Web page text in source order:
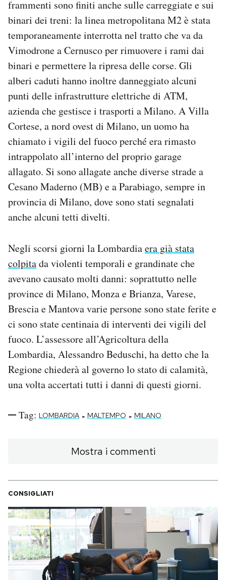
frammenti sono finiti anche sulle carreggiate e sui
binari dei treni: la linea metropolitana M2 è stata
temporaneamente interrotta nel tratto che va da
Vimodrone a Cernusco per rimuovere i rami dai
binari e permettere la ripresa delle corse. Gli
alberi caduti hanno inoltre danneggiato alcuni
punti delle infrastrutture elettriche di ATM,
azienda che gestisce i trasporti a Milano. A Villa
Cortese, a nord ovest di Milano, un uomo ha
chiamato i vigili del fuoco perché era rimasto
intrappolato all’interno del proprio garage
allagato. Si sono allagate anche diverse strade a
Cesano Maderno (MB) e a Parabiago, sempre in
provincia di Milano, dove sono stati segnalati
anche alcuni tetti divelti.
Negli scorsi giorni la Lombardiaera già stata
colpitada violenti temporali e grandinate che
avevano causato molti danni: soprattutto nelle
province di Milano, Monza e Brianza, Varese,
Brescia e Mantova varie persone sono state ferite e
ci sono state centinaia di interventi dei vigili del
fuoco. L’assessore all’Agricoltura della
Lombardia, Alessandro Beduschi, ha detto che la
Regione chiederà al governo lo stato di calamità,
una volta accertati tutti i danni di questi giorni.
Tag: LOMBARDIA - MALTEMPO - MILANO
Mostra i commenti
CONSIGLIATI